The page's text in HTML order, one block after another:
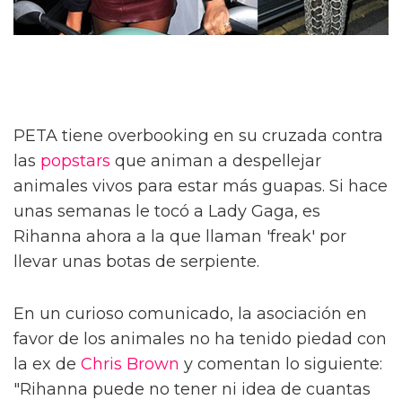
PETA tiene overbooking en su cruzada contra
las popstars que animan a despellejar
animales vivos para estar más guapas. Si hace
unas semanas le tocó a Lady Gaga, es
Rihanna ahora a la que llaman 'freak' por
llevar unas botas de serpiente.
En un curioso comunicado, la asociación en
favor de los animales no ha tenido piedad con
la ex de Chris Brown y comentan lo siguiente:
"Rihanna puede no tener ni idea de cuantas